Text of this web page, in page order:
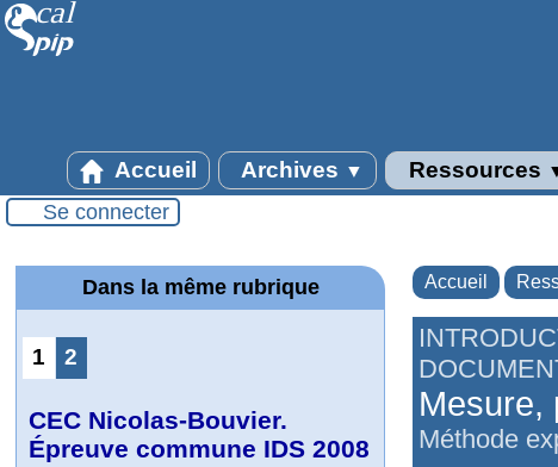
Accueil Archives ▼ Ressources
Se connecter
Accueil
Mesure,
Méthode
Dans la même rubrique
1 2
CEC Nicolas-Bouvier.
Épreuve commune IDS 2008